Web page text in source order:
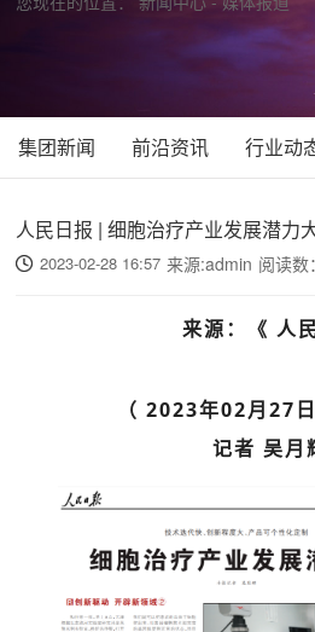
集团新闻 前沿资讯 行业动
人民日报 | 细胞治疗产业发展潜力
2023-02-28 16:57 来源:admin 阅读数
来源：《 人
（ 2023年02月27
记者 吴月